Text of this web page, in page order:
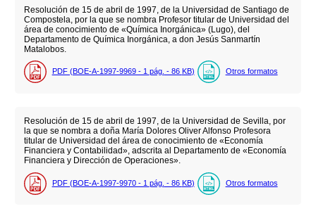
Resolución de 15 de abril de 1997, de la Universidad de Santiago de
Compostela, por la que se nombra Profesor titular de Universidad del
área de conocimiento de «Química Inorgánica» (Lugo), del
Departamento de Química Inorgánica, a don Jesús Sanmartín
Matalobos.
PDF (BOE-A-1997-9969 - 1 pág. - 86 KB) Otros formatos
Resolución de 15 de abril de 1997, de la Universidad de Sevilla, por
la que se nombra a doña María Dolores Oliver Alfonso Profesora
titular de Universidad del área de conocimiento de «Economía
Financiera y Contabilidad», adscrita al Departamento de «Economía
Financiera y Dirección de Operaciones».
PDF (BOE-A-1997-9970 - 1 pág. - 86 KB) Otros formatos